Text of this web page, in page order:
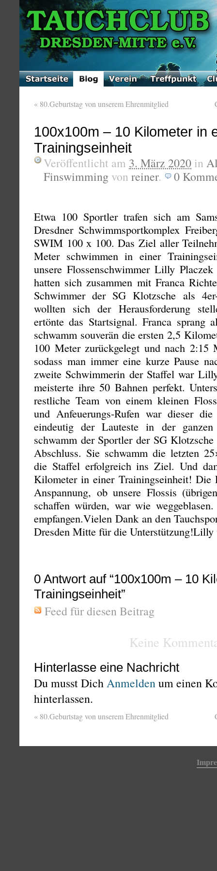
« 80.Geburtstag von unserem Ehrenmitglied
100x100m – 10 Kilometer in
Trainingseinheit
Veröffentlicht am 3. März 2020 in
Finswimming von reiner. 0
Etwa 100 Sportler trafen sich am
Dresdner Schwimmsportkomplex
SWIM 100 x 100. Das Ziel aller
Meter schwimmen in einer
unsere Flossenschwimmer Lilly
hatten sich zusammen mit Franca
Schwimmer der SG Klotzsche als
wollten sich der Herausforderung
ertönte das Startsignal. Franca sprang
schwamm souverän die ersten 2,5
100 Meter zurückgelegt und nach 2:15
sodass man immer eine kurze Pause
zweite Schwimmerin der Staffel war
meisterte ihre 50 Bahnen perfekt.
restliche Team von einem kleinen
und Anfeuerungs-Rufen war dieser
eindeutig der Lauteste in der
schwamm der Sportler der SG
Abschluss. Sie schwamm die letzten
die Staffel erfolgreich ins Ziel. Und
Kilometer in einer Trainingseinheit! Die
Anspannung, ob unsere Flossis
schaffen würden, war wie
empfangen.Vielen Dank an den
Dresden Mitte für die
0 Antwort auf “100x100m – 10
Trainingseinheit”
Feed für diesen Beitrag
Keine
Hinterlasse eine Nachricht
Du musst DichAnmeldenum einen
hinterlassen.
« 80.Geburtstag von unserem Ehrenmitglied